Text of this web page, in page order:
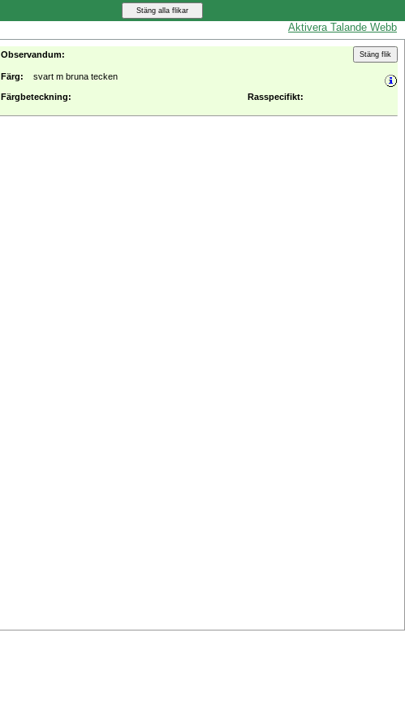
Aktivera Talande Webb
Observandum:
Färg: svart m bruna tecken
Färgbeteckning:
Rasspecifikt: